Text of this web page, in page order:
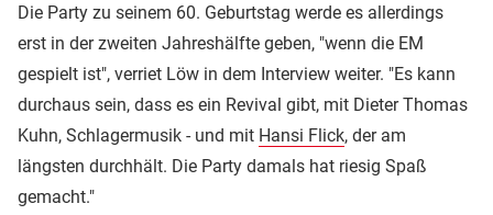
Die Party zu seinem 60. Geburtstag werde es allerdings
erst in der zweiten Jahreshälfte geben, "wenn die EM
gespielt ist", verriet Löw in dem Interview weiter. "Es kann
durchaus sein, dass es ein Revival gibt, mit Dieter Thomas
Kuhn, Schlagermusik - und mit Hansi Flick, der am
längsten durchhält. Die Party damals hat riesig Spaß
gemacht."